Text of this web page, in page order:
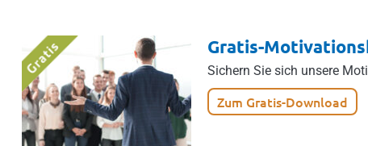
Gratis-
Sichern Sie sich unsere
Zum Gratis-Download